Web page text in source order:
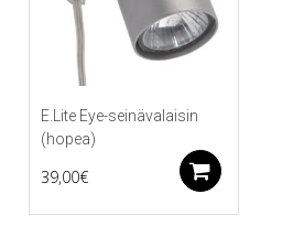
E.Lite Eye-seinävalaisin
(hopea)
39,00€